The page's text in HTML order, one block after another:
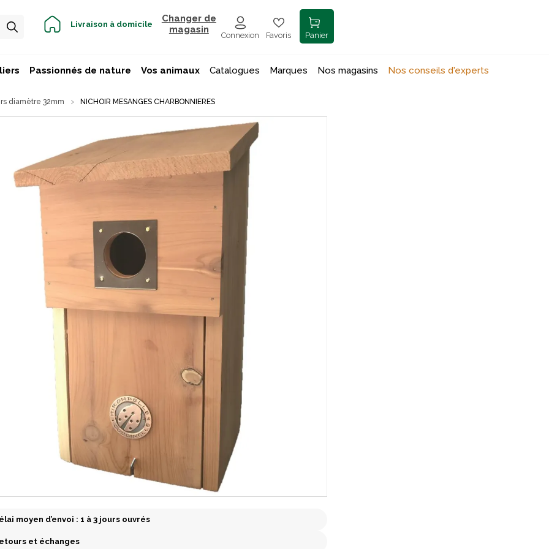
Livraison à domicile
Changer de
magasin
Connexion Favoris Panier
Passionnés de nature Vos animaux Catalogues Marques Nos magasins Nos conseils d'experts
diamètre 32mm NICHOIR MESANGES CHARBONNIERES
moyen d’envoi : 1 à 3 jours ouvrés
et échanges